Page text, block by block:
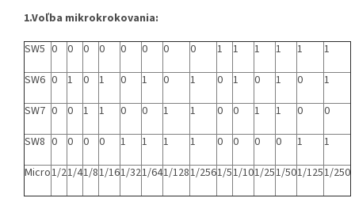
1.Voľba mikrokrokovania:
SW5 0 0 0 0 0 0 0 0 1 1 1 1 1
1
SW6 0 1 0 1 0 1 0 1 0 1 0 1 0
1
SW7 0 0 1 1 0 0 1 1 0 0 1 1 0
0
SW8 0 0 0 0 1 1 1 1 0 0 0 0 1
1
Micro1/21/41/81/161/321/641/1281/2561/51/101/251/501/1251/250